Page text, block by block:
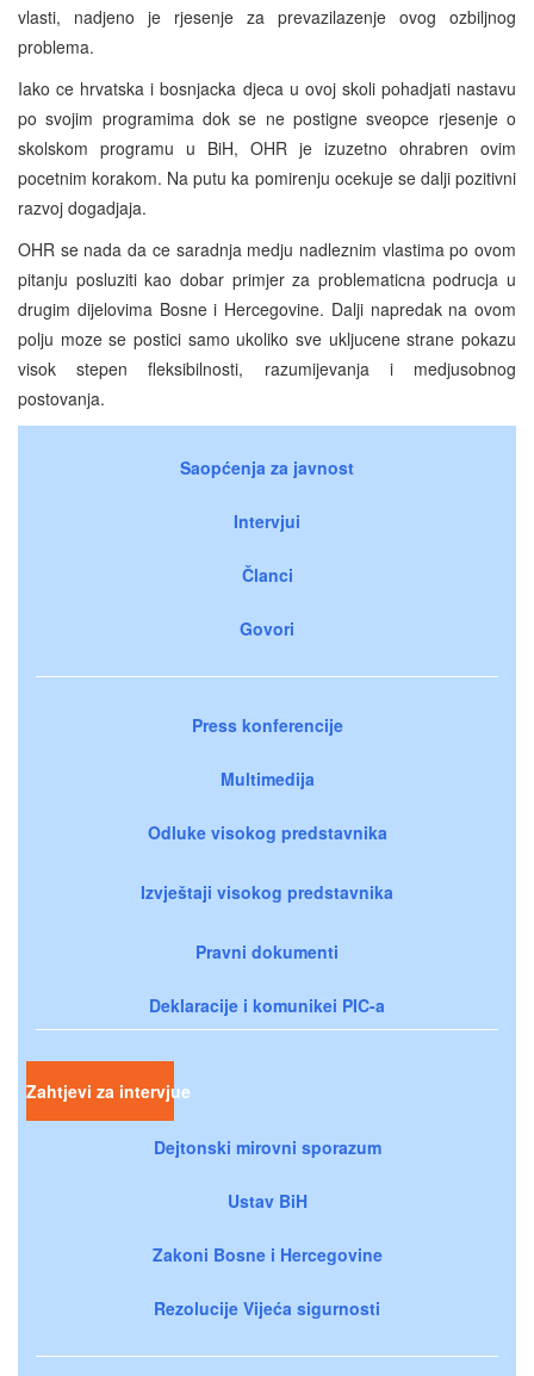
vlasti, nadjeno je rjesenje za prevazilazenje ovog ozbiljnog
problema.
Iako ce hrvatska i bosnjacka djeca u ovoj skoli pohadjati nastavu
po svojim programima dok se ne postigne sveopce rjesenje o
skolskom programu u BiH, OHR je izuzetno ohrabren ovim
pocetnim korakom. Na putu ka pomirenju ocekuje se dalji pozitivni
razvoj dogadjaja.
OHR se nada da ce saradnja medju nadleznim vlastima po ovom
pitanju posluziti kao dobar primjer za problematicna podrucja u
drugim dijelovima Bosne i Hercegovine. Dalji napredak na ovom
polju moze se postici samo ukoliko sve ukljucene strane pokazu
visok stepen fleksibilnosti, razumijevanja i medjusobnog
postovanja.
Saopćenja za javnost
Intervjui
Članci
Govori
Press konferencije
Multimedija
Odluke visokog predstavnika
Izvještaji visokog predstavnika
Pravni dokumenti
Deklaracije i komunikei PIC-a
Zahtjevi za intervjue
Dejtonski mirovni sporazum
Ustav BiH
Zakoni Bosne i Hercegovine
Rezolucije Vijeća sigurnosti